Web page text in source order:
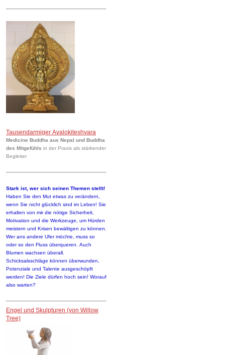
Tausendarmiger Avalokiteshvara
Medicine Buddha aus Nepal und Buddha
des Mitgefühls in der Praxis als stärkender
Begleiter
Stark ist, wer sich seinen Themen stellt!
Haben Sie den Mut etwas zu verändern,
wenn Sie nicht glücklich sind im Leben! Sie
erhalten von mir die nötige Sicherheit,
Motivation und die Werkzeuge, um Hürden
meistern und Krisen bewältigen zu können.
Wer ans andere Ufer möchte, muss so
oder so den Fluss überqueren. Auch
Blumen wachsen überall.
Schicksalsschläge können überwunden,
Potenziale und Talente ausgeschöpft
werden! Die Ziele dürfen hoch sein! Worauf
also warten?
Engel und Skulpturen (von Willow
Tree)